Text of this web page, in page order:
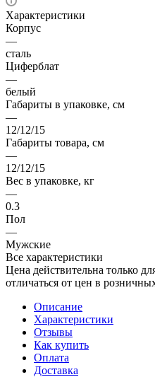
Характеристики
Корпус
—
сталь
Циферблат
—
белый
Габариты в упаковке, см
—
12/12/15
Габариты товара, см
—
12/12/15
Вес в упаковке, кг
—
0.3
Пол
—
Мужские
Все характеристики
Цена действительна только
отличаться от цен в
Описание
Характеристики
Отзывы
Как купить
Оплата
Доставка